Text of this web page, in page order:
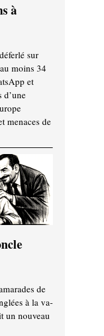
à
sur
moins 34
et
menaces de
de
à la va-
un nouveau